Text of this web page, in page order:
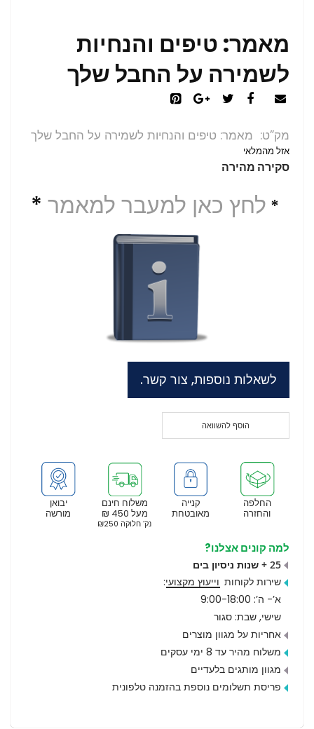
מאמר: טיפים והנחיות
לשמירה על החבל שלך
מק”ט מאמר: טיפים והנחיות לשמירה על החבל שלך
אזל מהמלאי
סקירה מהירה
* לחץ כאן למעבר למאמר *
לשאלות נוספות, צור קשר.
הוסף להשוואה
יבואן
מורשה
משלוח חינם
מעל 450 ₪
נק’ חלוקה ₪250
קנייה
מאובטחת
החלפה
והחזרה
למה קונים אצלנו?
25 + שנות ניסיון בים
שירות לקוחות וייעוץ מקצועי:
א’- ה’: 9:00-18:00
שישי, שבת: סגור
אחריות על מגוון מוצרים
משלוח מהיר עד 8 ימי עסקים
מגוון מותגים בלעדיים
פריסת תשלומים נוספת בהזמנה טלפונית